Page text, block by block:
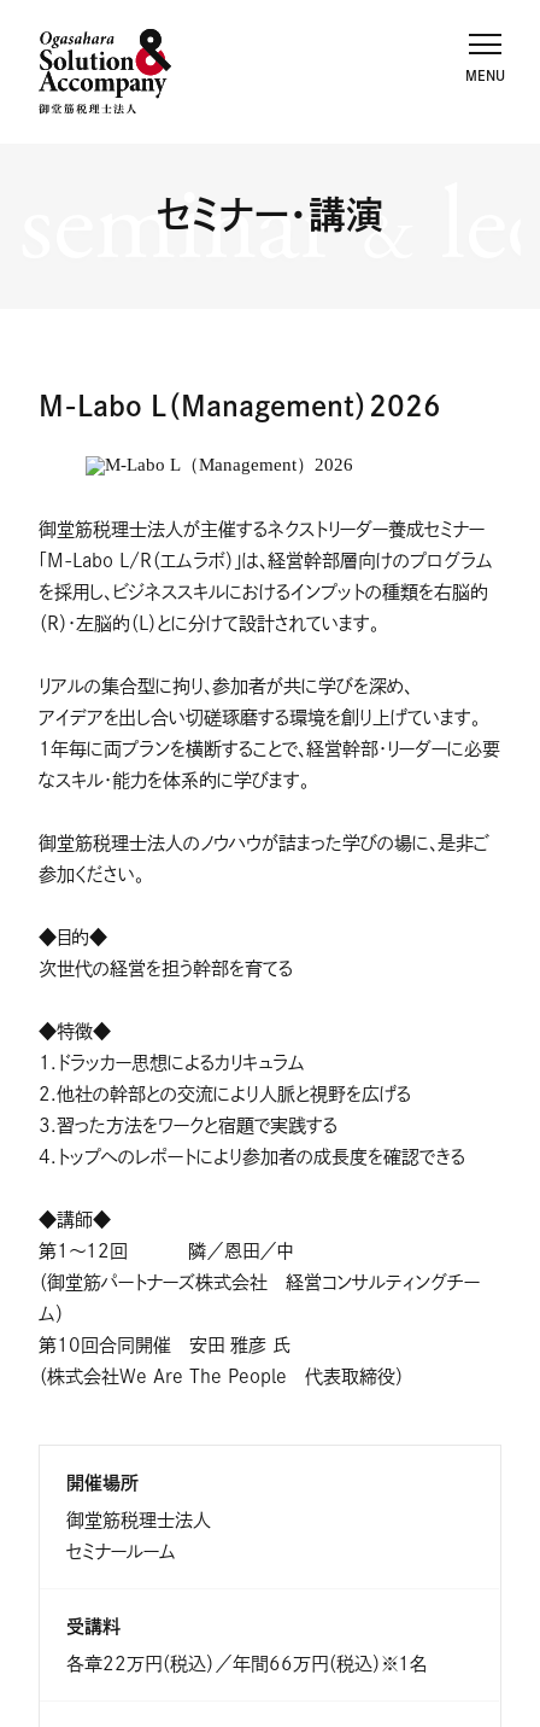
セミナー・講演
seminar&
M-Labo L（Management）2026
御堂筋税理士法人が主催するネクストリーダー養成セミナー
「M-Labo L/R（エムラボ）」は、経営幹部層向けのプログラム
を採用し、ビジネススキルにおけるインプットの種類を右脳的
（R）・左脳的（L）とに分けて設計されています。
リアルの集合型に拘り、参加者が共に学びを深め、
アイデアを出し合い切磋琢磨する環境を創り上げています。
1年毎に両プランを横断することで、経営幹部・リーダーに必要
なスキル・能力を体系的に学びます。
御堂筋税理士法人のノウハウが詰まった学びの場に、是非ご
参加ください。
◆目的◆
次世代の経営を担う幹部を育てる
◆特徴◆
1.ドラッカー思想によるカリキュラム
2.他社の幹部との交流により人脈と視野を広げる
3.習った方法をワークと宿題で実践する
4.トップへのレポートにより参加者の成長度を確認できる
◆講師◆
第1～12回 隣／恩田／中
（御堂筋パートナーズ株式会社 経営コンサルティングチー
ム）
第10回合同開催 安田 雅彦 氏
（株式会社We Are The People 代表取締役）
開催場所
御堂筋税理士法人
セミナールーム
受講料
各章22万円（税込）／年間66万円（税込）※1名